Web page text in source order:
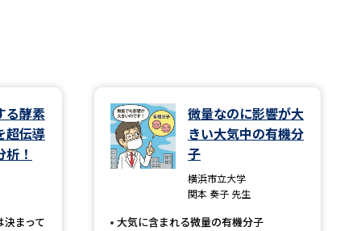
留学・進学関連、塾・予備校
る酵素
超伝導
！
まって
微量なのに影響が大
きい大気中の有機分
子
横浜市立大学
関本 奏子 先生
大気に含まれる微量の有機分子